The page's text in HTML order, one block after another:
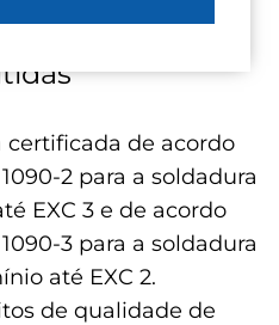
- qualidade
certificada de acordo
2 para a soldadura
EXC 3 e de acordo
3 para a soldadura
até EXC 2.
de qualidade de